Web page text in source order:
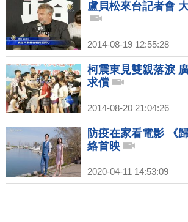
盧貝松來台記者會
2014-08-19 12:55:28
柯震東見雙親落淚
求償
2014-08-20 21:04:26
防疫在家看電影 《
絡首映
2020-04-11 14:53:09